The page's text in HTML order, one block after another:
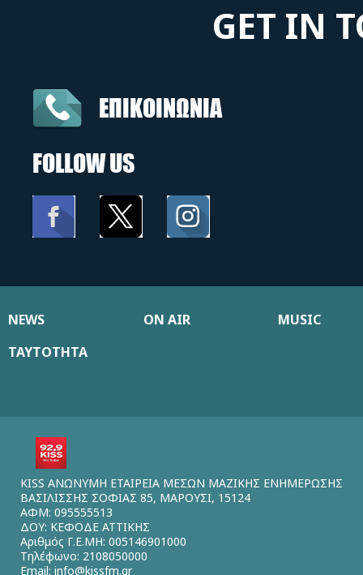
GET IN
ΕΠΙΚΟΙΝΩΝΙΑ
FOLLOW US
NEWS ON AIR
MUSIC
ΤΑΥΤΟΤΗΤΑ
KISS ΑΝΩΝΥΜΗ ΕΤΑΙΡΕΙΑ ΜΕΣΩΝ ΜΑΖΙΚΗΣ ΕΝΗΜΕΡΩΣΗΣ
ΒΑΣΙΛΙΣΣΗΣ ΣΟΦΙΑΣ 85, ΜΑΡΟΥΣΙ, 15124
ΑΦΜ: 095555513
ΔΟΥ: ΚΕΦΟΔΕ ΑΤΤΙΚΗΣ
Αριθμός Γ.Ε.ΜΗ: 005146901000
Τηλέφωνο: 2108050000
Email: info@kissfm.gr